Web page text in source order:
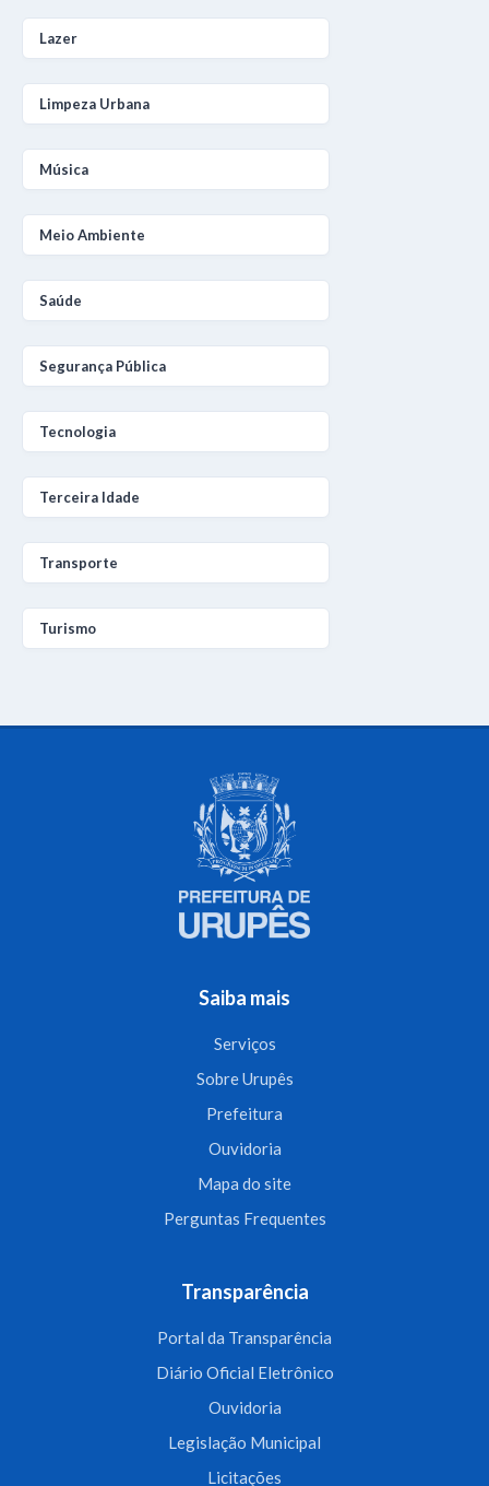
Lazer
Limpeza Urbana
Música
Meio Ambiente
Saúde
Segurança Pública
Tecnologia
Terceira Idade
Transporte
Turismo
Saiba mais
Serviços
Sobre Urupês
Prefeitura
Ouvidoria
Mapa do site
Perguntas Frequentes
Transparência
Portal da Transparência
Diário Oficial Eletrônico
Ouvidoria
Legislação Municipal
Licitações